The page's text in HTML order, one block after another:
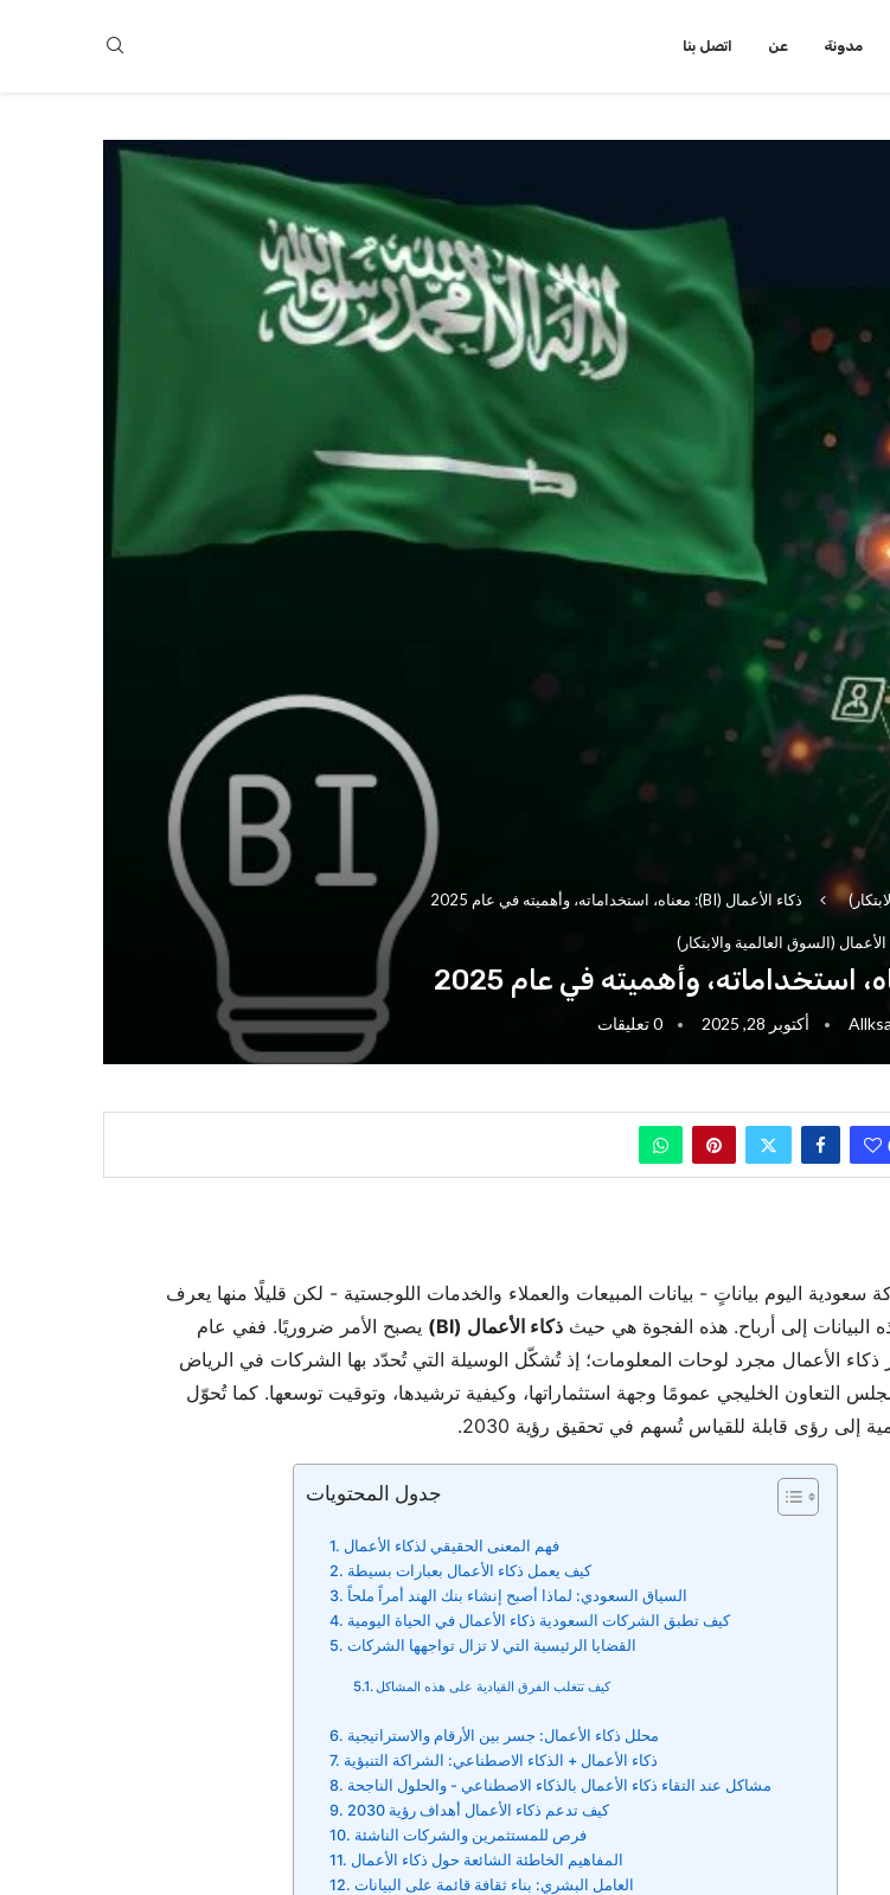
مدونة عن اتصل بنا
ذكاء الأعمال (BI): معناه، استخداماته، وأهميته في عام 2025
الأعمال (السوق العالمية والابتكار)
أكتوبر 28, 2025 0 تعليقات
اليوم بياناتٍ - بيانات المبيعات والعملاء والخدمات اللوجستية - لكن قليلًا منها يعرف
البيانات إلى أرباح. هذه الفجوة هي حيثذكاء الأعمال (BI)
يصبح الأمر ضروريًا. ففي عام
ذكاء الأعمال مجرد لوحات المعلومات؛ إذ تُشكّل الوسيلة التي تُحدّد بها الشركات في الرياض
التعاون الخليجي عمومًا وجهة استثماراتها، وكيفية ترشيدها، وتوقيت توسعها. كما تُحوّل
إلى رؤى قابلة للقياس تُسهم في تحقيق رؤية 2030.
جدول المحتويات
فهم المعنى الحقيقي لذكاء الأعمال
كيف يعمل ذكاء الأعمال بعبارات بسيطة
السياق السعودي: لماذا أصبح إنشاء بنك الهند أمراً ملحاً
كيف تطبق الشركات السعودية ذكاء الأعمال في الحياة اليومية
القضايا الرئيسية التي لا تزال تواجهها الشركات
كيف تتغلب الفرق القيادية على هذه المشاكل
محلل ذكاء الأعمال: جسر بين الأرقام والاستراتيجية
ذكاء الأعمال + الذكاء الاصطناعي: الشراكة التنبؤية
مشاكل عند التقاء ذكاء الأعمال بالذكاء الاصطناعي - والحلول الناجحة
كيف تدعم ذكاء الأعمال أهداف رؤية 2030
فرص للمستثمرين والشركات الناشئة
المفاهيم الخاطئة الشائعة حول ذكاء الأعمال
العامل البشري: بناء ثقافة قائمة على البيانات